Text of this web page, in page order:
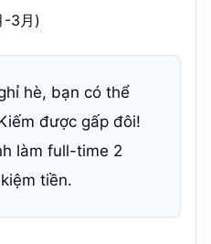
-3月)
hè, bạn có thể
được gấp đôi!
làm full-time 2
tiền.